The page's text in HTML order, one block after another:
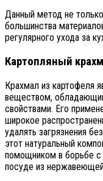
Данный метод не
большинства
регулярного ухода за
Картопляный
Крахмал из картофеля
веществом,
свойствами. Его
широкое
удалять загрязнения
этот натуральный
помощником в борьбе
посуде из